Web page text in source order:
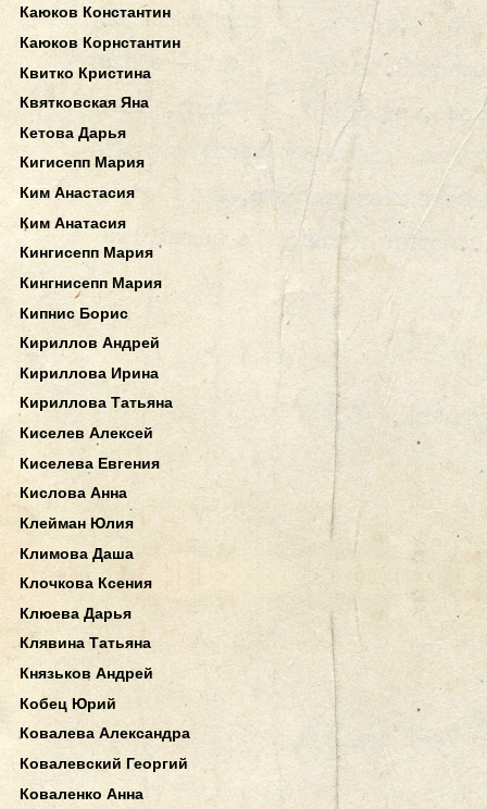
Каюков Константин
Каюков Корнстантин
Квитко Кристина
Квятковская Яна
Кетова Дарья
Кигисепп Мария
Ким Анастасия
Ким Анатасия
Кингисепп Мария
Кингнисепп Мария
Кипнис Борис
Кириллов Андрей
Кириллова Ирина
Кириллова Татьяна
Киселев Алексей
Киселева Евгения
Кислова Анна
Клейман Юлия
Климова Даша
Клочкова Ксения
Клюева Дарья
Клявина Татьяна
Князьков Андрей
Кобец Юрий
Ковалева Александра
Ковалевский Георгий
Коваленко Анна